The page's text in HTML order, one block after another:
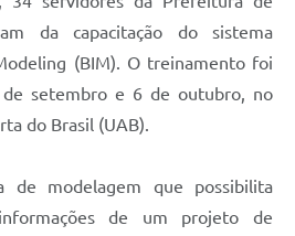
– NFSe
da capacitação do sistema
(BIM). O treinamento foi
de setembro e 6 de outubro, no
do Brasil (UAB).
modelagem que possibilita
de um projeto de